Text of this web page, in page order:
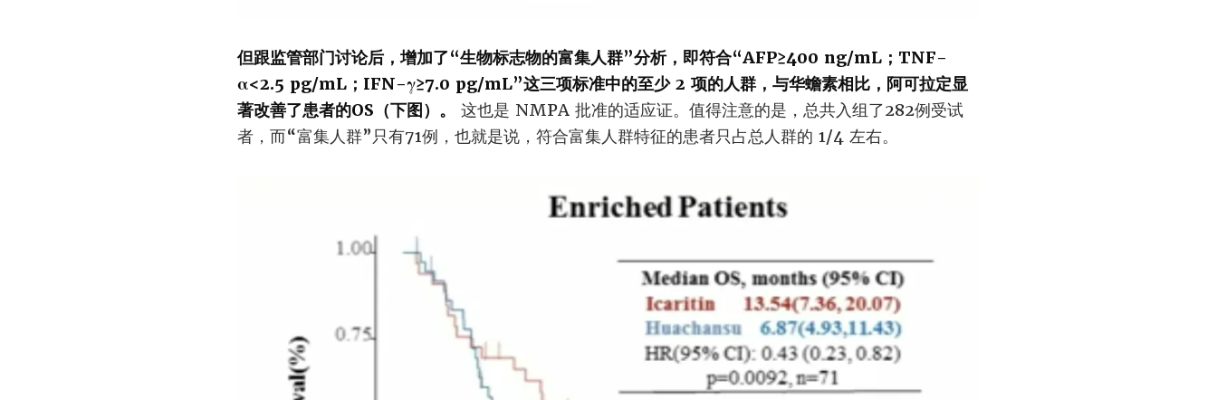
但跟监管部门讨论后，增加了“生物标志物的富集人群”分析，即符合“AFP≥400 ng/mL；TNF-
α<2.5 pg/mL；IFN-γ≥7.0 pg/mL”这三项标准中的至少 2 项的人群，与华蟾素相比，阿可拉定显
著改善了患者的OS（下图）。
这也是 NMPA 批准的适应证。值得注意的是，总共入组了282例受试
者，而“富集人群”只有71例，也就是说，符合富集人群特征的患者只占总人群的 1/4 左右。